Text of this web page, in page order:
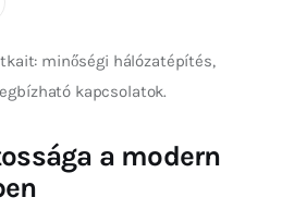
minőségi hálózatépítés,
kapcsolatok.
a modern